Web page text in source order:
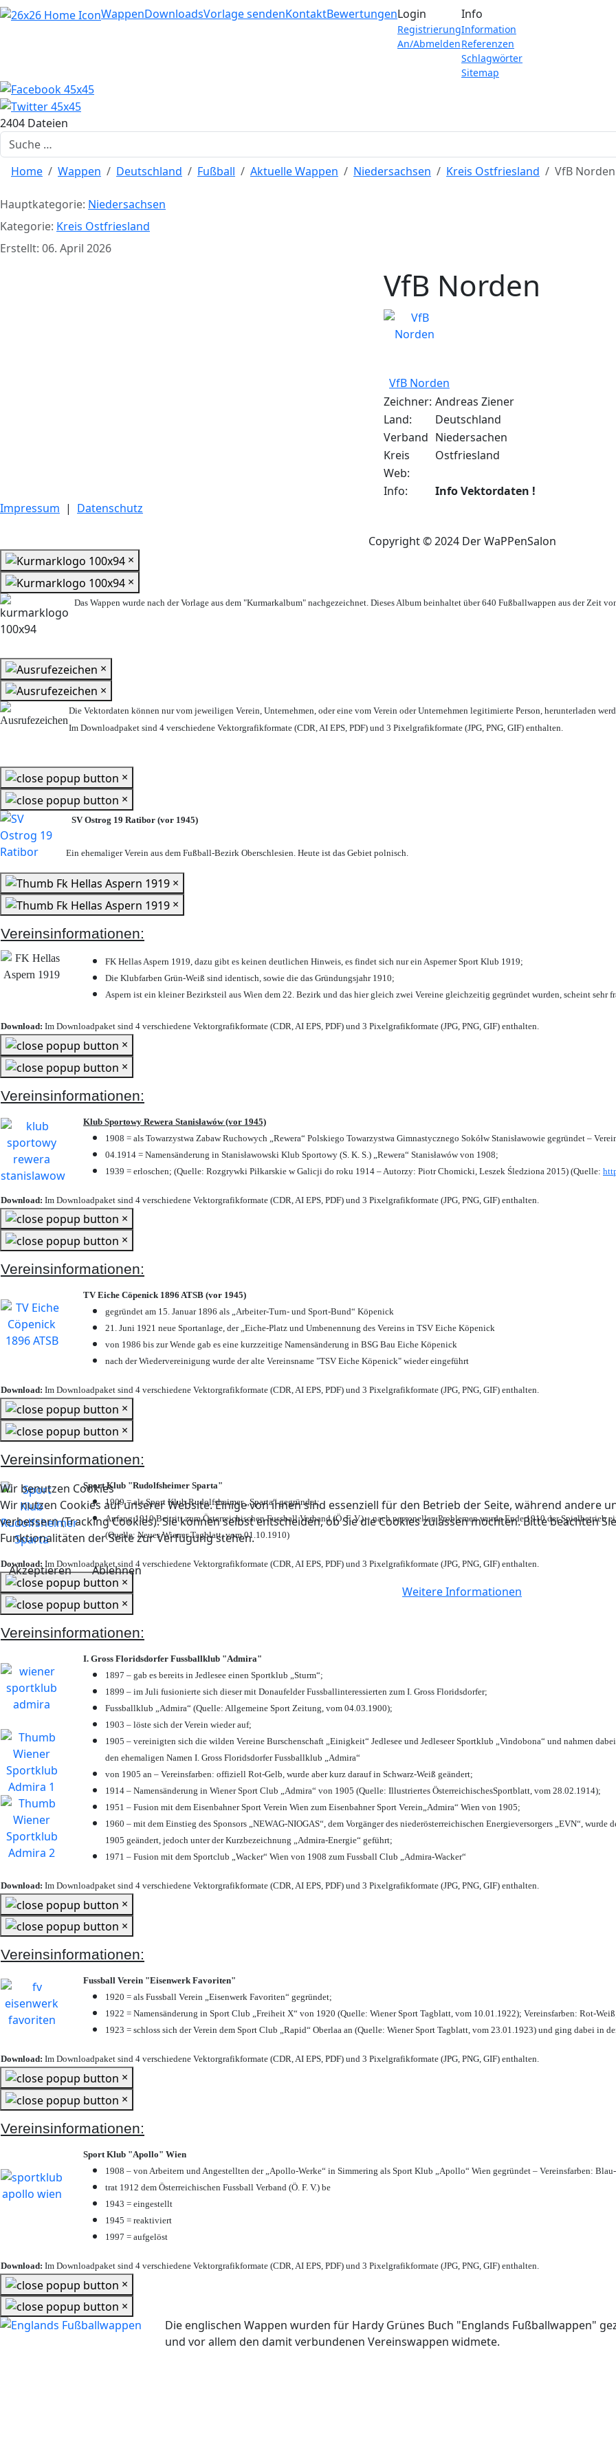
Home
WappenDownloadsVorlage sendenKontaktBewertungenLogin
Registrierung
An/Abmelden
Info
Information
Referenzen
Schlagwörter
Sitemap
2404 Dateien
Suchen
Home Wappen Deutschland Fußball Aktuelle Wappen Niedersachsen Kreis Ostfriesland VfB Norden
Hauptkategorie: Niedersachsen
Kategorie: Kreis Ostfriesland
Erstellt: 06. April 2026
VfB Norden
VfB Norden
Zeichner: Andreas Ziener
Land:
Deutschland
Verband Niedersachen
Kreis
Ostfriesland
Web:
Info:
Info Vektordaten !
Impressum | Datenschutz
Copyright © 2024 Der WaPPenSalon
Wir benutzen Cookies
Wir nutzen Cookies auf unserer Website. Einige von ihnen sind essenziell für den Betrieb der Seite, während andere
verbessern (Tracking Cookies). Sie können selbst entscheiden, ob Sie die Cookies zulassen möchten. Bitte beachten
Funktionalitäten der Seite zur Verfügung stehen.
Akzeptieren
Ablehnen
Weitere Informationen
×
×
Das Wappen wurde nach der Vorlage aus dem "Kurmarkalbum" nachgezeichnet. Dieses Album beinhaltet über 640 Fußballwappen aus der Zeit
×
×
Die Vektordaten können nur vom jeweiligen Verein, Unternehmen, oder eine vom Verein oder Unternehmen legitimierte Person, herunterladen
Im Downloadpaket sind 4 verschiedene Vektorgrafikformate (CDR, AI EPS, PDF) und 3 Pixelgrafikformate (JPG, PNG, GIF) enthalten.
×
×
SV Ostrog 19 Ratibor (vor 1945)
Ein ehemaliger Verein aus dem Fußball-Bezirk Oberschlesien. Heute ist das Gebiet polnisch.
×
×
Vereinsinformationen:
FK Hellas Aspern 1919, dazu gibt es keinen deutlichen Hinweis, es findet sich nur ein Asperner Sport Klub 1919;
Die Klubfarben Grün-Weiß sind identisch, sowie die das Gründungsjahr 1910;
Aspern ist ein kleiner Bezirksteil aus Wien dem 22. Bezirk und das hier gleich zwei Vereine gleichzeitig gegründet wurden, scheint sehr
Download: Im Downloadpaket sind 4 verschiedene Vektorgrafikformate (CDR, AI EPS, PDF) und 3 Pixelgrafikformate (JPG, PNG, GIF) enthalten.
×
×
Vereinsinformationen:
Klub Sportowy Rewera Stanisławów (vor 1945)
1908 = als Towarzystwa Zabaw Ruchowych „Rewera“ Polskiego Towarzystwa Gimnastycznego Sokółw Stanisławowie gegründet –
04.1914 = Namensänderung in Stanisławowski Klub Sportowy (S. K. S.) „Rewera“ Stanisławów von 1908;
1939 = erloschen; (Quelle: Rozgrywki Piłkarskie w Galicji do roku 1914 – Autorzy: Piotr Chomicki, Leszek Śledziona 2015) (Quelle:
Download: Im Downloadpaket sind 4 verschiedene Vektorgrafikformate (CDR, AI EPS, PDF) und 3 Pixelgrafikformate (JPG, PNG, GIF) enthalten.
×
×
Vereinsinformationen:
TV Eiche Cöpenick 1896 ATSB (vor 1945)
gegründet am 15. Januar 1896 als „Arbeiter-Turn- und Sport-Bund“ Köpenick
21. Juni 1921 neue Sportanlage, der „Eiche-Platz und Umbenennung des Vereins in TSV Eiche Köpenick
von 1986 bis zur Wende gab es eine kurzzeitige Namensänderung in BSG Bau Eiche Köpenick
nach der Wiedervereinigung wurde der alte Vereinsname "TSV Eiche Köpenick" wieder eingeführt
Download: Im Downloadpaket sind 4 verschiedene Vektorgrafikformate (CDR, AI EPS, PDF) und 3 Pixelgrafikformate (JPG, PNG, GIF) enthalten.
×
×
Vereinsinformationen:
Sport Klub "Rudolfsheimer Sparta"
1909 = als Sport Klub Rudolfsheimer „Sparta“ gegründet;
Anfang 1910 Beitritt zum Österreichischen Fussball Verband (Ö. F. V.) – nach personellen Problemen wurde Ende 1910 der
(Quelle: Neues Wiener Tagblatt, vom 01.10.1910)
Download: Im Downloadpaket sind 4 verschiedene Vektorgrafikformate (CDR, AI EPS, PDF) und 3 Pixelgrafikformate (JPG, PNG, GIF) enthalten.
×
×
Vereinsinformationen:
I. Gross Floridsdorfer Fussballklub "Admira"
1897 – gab es bereits in Jedlesee einen Sportklub „Sturm“;
1899 – im Juli fusionierte sich dieser mit Donaufelder Fussballinteressierten zum I. Gross Floridsdorfer;
Fussballklub „Admira“ (Quelle: Allgemeine Sport Zeitung, vom 04.03.1900);
1903 – löste sich der Verein wieder auf;
1905 – vereinigten sich die wilden Vereine Burschenschaft „Einigkeit“ Jedlesee und Jedleseer Sportklub „Vindobona“ und nahmen
den ehemaligen Namen I. Gross Floridsdorfer Fussballklub „Admira“
von 1905 an – Vereinsfarben: offiziell Rot-Gelb, wurde aber kurz darauf in Schwarz-Weiß geändert;
1914 – Namensänderung in Wiener Sport Club „Admira“ von 1905 (Quelle: Illustriertes ÖsterreichischesSportblatt, vom 28.02.1914);
1951 – Fusion mit dem Eisenbahner Sport Verein Wien zum Eisenbahner Sport Verein„Admira“ Wien von 1905;
1960 – mit dem Einstieg des Sponsors „NEWAG-NIOGAS“, dem Vorgänger des niederösterreichischen Energieversorgers „EVN“,
1905 geändert, jedoch unter der Kurzbezeichnung „Admira-Energie“ geführt;
1971 – Fusion mit dem Sportclub „Wacker“ Wien von 1908 zum Fussball Club „Admira-Wacker“
Download: Im Downloadpaket sind 4 verschiedene Vektorgrafikformate (CDR, AI EPS, PDF) und 3 Pixelgrafikformate (JPG, PNG, GIF) enthalten.
×
×
Vereinsinformationen:
Fussball Verein "Eisenwerk Favoriten"
1920 = als Fussball Verein „Eisenwerk Favoriten“ gegründet;
1922 = Namensänderung in Sport Club „Freiheit X“ von 1920 (Quelle: Wiener Sport Tagblatt, vom 10.01.1922); Vereinsfarben: Rot-
1923 = schloss sich der Verein dem Sport Club „Rapid“ Oberlaa an (Quelle: Wiener Sport Tagblatt, vom 23.01.1923) und ging dabei in
Download: Im Downloadpaket sind 4 verschiedene Vektorgrafikformate (CDR, AI EPS, PDF) und 3 Pixelgrafikformate (JPG, PNG, GIF) enthalten.
×
×
Vereinsinformationen:
Sport Klub "Apollo" Wien
1908 – von Arbeitern und Angestellten der „Apollo-Werke“ in Simmering als Sport Klub „Apollo“ Wien gegründet – Vereinsfarben:
trat 1912 dem Österreichischen Fussball Verband (Ö. F. V.) be
1943 = eingestellt
1945 = reaktiviert
1997 = aufgelöst
Download: Im Downloadpaket sind 4 verschiedene Vektorgrafikformate (CDR, AI EPS, PDF) und 3 Pixelgrafikformate (JPG, PNG, GIF) enthalten.
×
×
Die englischen Wappen wurden für Hardy Grünes Buch "Englands Fußballwappen"
und vor allem den damit verbundenen Vereinswappen widmete.